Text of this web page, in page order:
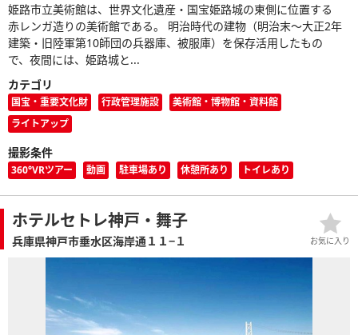
姫路市立美術館は、世界文化遺産・国宝姫路城の東側に位置する
赤レンガ造りの美術館である。 明治時代の建物（明治末～大正2年
建築・旧陸軍第10師団の兵器庫、被服庫）を保存活用したもの
で、夜間には、姫路城と...
カテゴリ
国宝・重要文化財 行政管理施設
美術館・博物館・資料館
ライトアップ
撮影条件
360°VRツアー 動画 駐車場あり 休憩所あり トイレあり
ホテルセトレ神戸・舞子
兵庫県神戸市垂水区海岸通１１−１ お気に入り